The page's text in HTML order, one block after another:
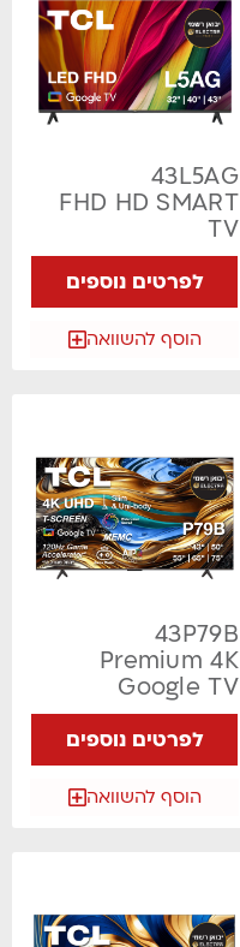
43L5AG
FHD HD SMART
TV
לפרטים נוספים
הוסף להשוואה
43P79B
Premium 4K
Google TV
לפרטים נוספים
הוסף להשוואה